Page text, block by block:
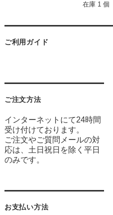
在庫 1 個
ご利用ガイド
ご注文方法
インターネットにて24時間
受け付けております。
ご注文やご質問メールの対
応は、土日祝日を除く平日
のみです。
お支払い方法